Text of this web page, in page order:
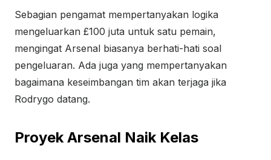
Sebagian pengamat mempertanyakan logika
mengeluarkan £100 juta untuk satu pemain,
mengingat Arsenal biasanya berhati-hati soal
pengeluaran. Ada juga yang mempertanyakan
bagaimana keseimbangan tim akan terjaga jika
Rodrygo datang.
Proyek Arsenal Naik Kelas